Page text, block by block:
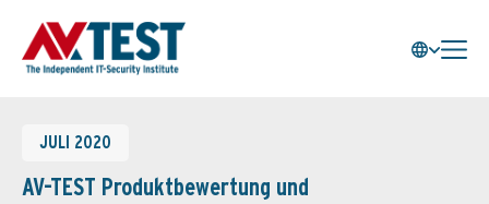
JULI 2020
AV-TEST Produktbewertung und